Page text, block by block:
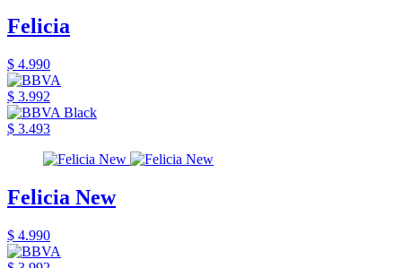
Felicia
$ 4.990
$ 3.992
$ 3.493
Felicia New
$ 4.990